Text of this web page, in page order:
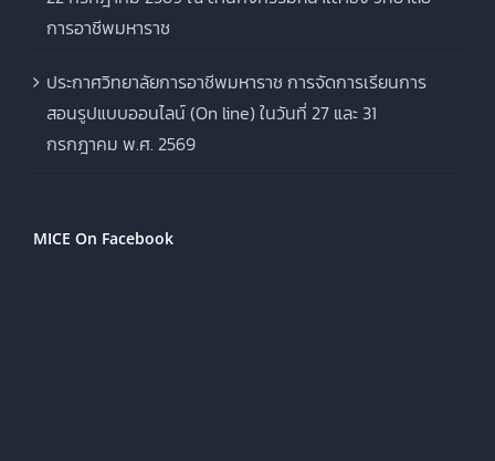
การอาชีพมหาราช
ประกาศวิทยาลัยการอาชีพมหาราช การจัดการเรียนการ
สอนรูปแบบออนไลน์ (On line) ในวันที่ 27 และ 31
กรกฎาคม พ.ศ. 2569
MICE On Facebook